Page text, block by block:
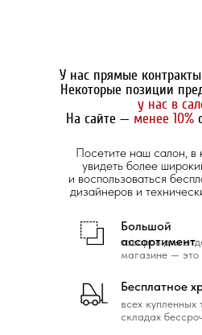
всех
складах
Бесплатное
товаров для
магазине — это
Большой
ассортимент
У нас прямые
Некоторые позиции
у нас в
На сайте — менее 10%
Посетите наш салон, в
увидеть более
и воспользоваться
дизайнеров и